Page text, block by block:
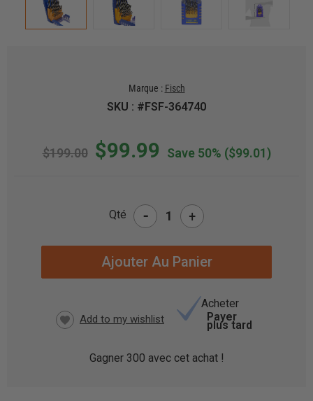
Marque : Fisch
SKU : #FSF-364740
$199.00 $99.99 Save 50% ($99.01)
Qté - +
Acheter
Payer
plus tard
Gagner 300 avec cet achat !